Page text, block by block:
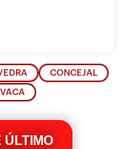
CONCEJAL
ÚLTIMO